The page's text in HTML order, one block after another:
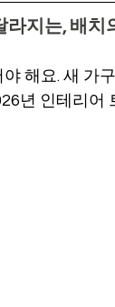
지는, 배치
해요. 새 가
년 인테리어